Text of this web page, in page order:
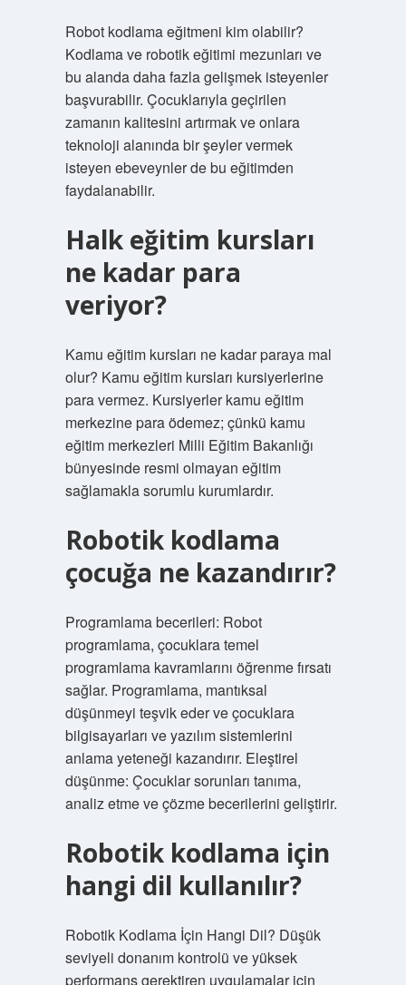
Robot kodlama eğitmeni kim olabilir?
Kodlama ve robotik eğitimi mezunları ve
bu alanda daha fazla gelişmek isteyenler
başvurabilir. Çocuklarıyla geçirilen
zamanın kalitesini artırmak ve onlara
teknoloji alanında bir şeyler vermek
isteyen ebeveynler de bu eğitimden
faydalanabilir.
Halk eğitim kursları
ne kadar para
veriyor?
Kamu eğitim kursları ne kadar paraya mal
olur? Kamu eğitim kursları kursiyerlerine
para vermez. Kursiyerler kamu eğitim
merkezine para ödemez; çünkü kamu
eğitim merkezleri Milli Eğitim Bakanlığı
bünyesinde resmi olmayan eğitim
sağlamakla sorumlu kurumlardır.
Robotik kodlama
çocuğa ne kazandırır?
Programlama becerileri: Robot
programlama, çocuklara temel
programlama kavramlarını öğrenme fırsatı
sağlar. Programlama, mantıksal
düşünmeyi teşvik eder ve çocuklara
bilgisayarları ve yazılım sistemlerini
anlama yeteneği kazandırır. Eleştirel
düşünme: Çocuklar sorunları tanıma,
analiz etme ve çözme becerilerini geliştirir.
Robotik kodlama için
hangi dil kullanılır?
Robotik Kodlama İçin Hangi Dil? Düşük
seviyeli donanım kontrolü ve yüksek
performans gerektiren uygulamalar için